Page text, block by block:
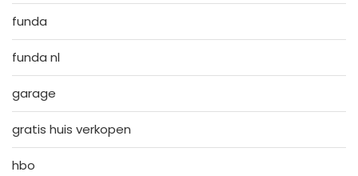
funda
funda nl
garage
gratis huis verkopen
hbo